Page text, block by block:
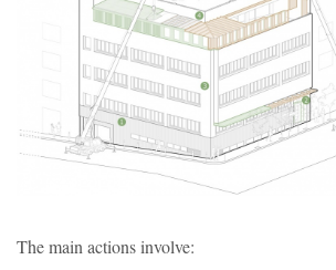
The main actions involve: